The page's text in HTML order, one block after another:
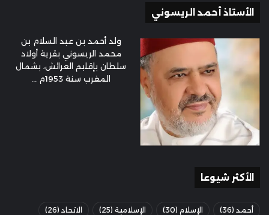
الأستاذ أحمد الريسوني
ولد أحمد بن عبد السلام بن
محمد الريسوني بقرية أولاد
سلطان بإقليم العرائش، بشمال
المغرب سنة 1953م ...
الأكثر شيوعا
أحمد (36) الإسلام (30) الإسلامية (25) الاتحاد (26)